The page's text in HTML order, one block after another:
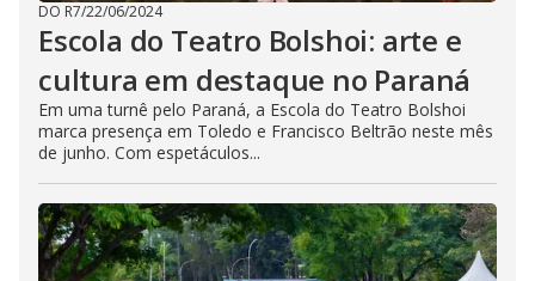
DO R7/22/06/2024
Escola do Teatro Bolshoi: arte e
cultura em destaque no Paraná
Em uma turnê pelo Paraná, a Escola do Teatro Bolshoi
marca presença em Toledo e Francisco Beltrão neste mês
de junho. Com espetáculos...